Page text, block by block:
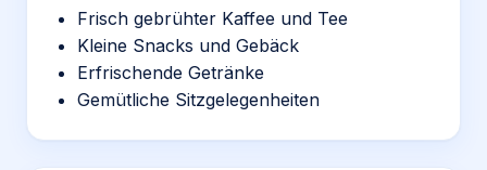
Frisch gebrühter Kaffee und Tee
Kleine Snacks und Gebäck
Erfrischende Getränke
Gemütliche Sitzgelegenheiten